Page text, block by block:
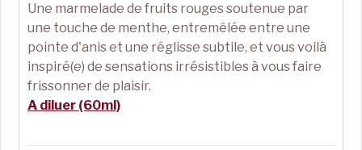
Une marmelade de fruits rouges soutenue par
une touche de menthe, entremêlée entre une
pointe d'anis et une réglisse subtile, et vous voilà
inspiré(e) de sensations irrésistibles à vous faire
frissonner de plaisir.
A diluer (60ml)